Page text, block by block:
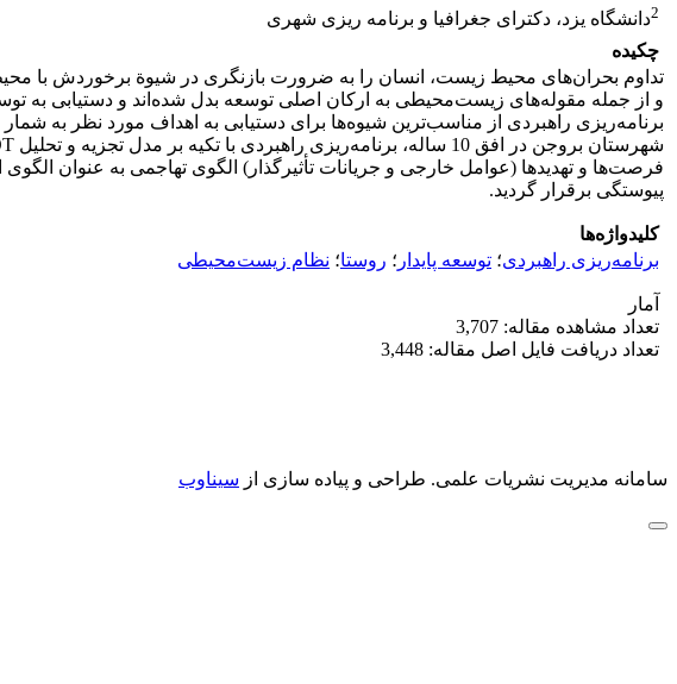
2دانشگاه یزد، دکترای جغرافیا و برنامه ریزی شهری
چکیده
تداوم بحران‌های محیط زیست، انسان را به ضرورت بازنگری در شیوة برخوردش با محیط
و از جمله مقوله‌های زیست‌محیطی به ارکان اصلی توسعه بدل شده‌اند و دستیابی به
برنامه‌ریزی راهبردی از مناسب‌ترین شیوه‌ها برای دستیابی به اهداف مورد نظر به
فرصت‌ها و تهدید‌ها (عوامل خارجی و جریانات تأثیرگذار) الگوی تهاجمی به عنوان
پیوستگی برقرار گردید.
کلیدواژه‌ها
برنامه‌ریزی راهبردی؛ توسعه پایدار ؛ روستا؛ نظام زیست‌‌محیطی
آمار
تعداد مشاهده مقاله: 3,707
تعداد دریافت فایل اصل مقاله: 3,448
سامانه مدیریت نشریات علمی. طراحی و پیاده سازی از سیناوب